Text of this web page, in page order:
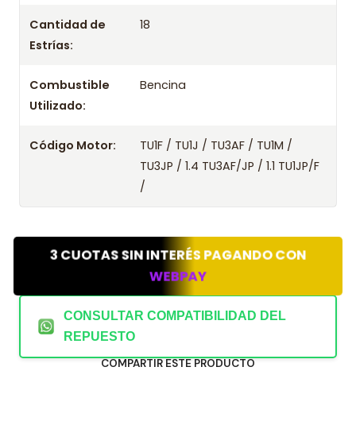
Cantidad de
Estrías:
18
Combustible
Utilizado:
Bencina
Código Motor:
TU1F / TU1J / TU3AF / TU1M /
TU3JP / 1.4 TU3AF/JP / 1.1 TU1JP/F
/
3 CUOTAS SIN INTERÉS PAGANDO CON
WEBPAY
CONSULTAR COMPATIBILIDAD DEL
REPUESTO
COMPARTIR ESTE PRODUCTO